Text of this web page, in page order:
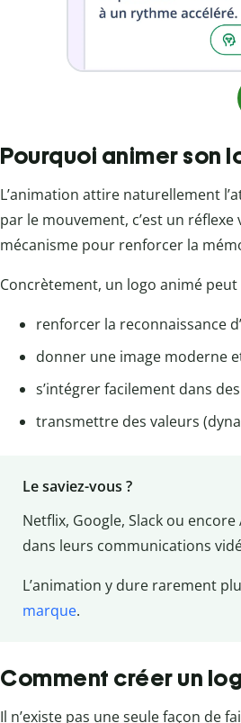
Pourquoi animer son
L’animation attire naturellement
par le mouvement, c’est un
mécanisme pour renforcer la
Concrètement, un logo animé peut
renforcer la reconnaissance
donner une image moderne
s’intégrer facilement dans
transmettre des valeurs
Le saviez-vous ?
Netflix, Google, Slack ou
dans leurs communications
L’animation y dure rarement
marque.
Comment créer un
Il n’existe pas une seule façon de